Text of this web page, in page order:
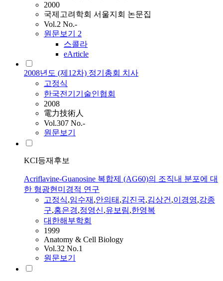
2000
국제고려학회 서울지회 논문집
Vol.2 No.-
원문보기 2
스콜라
eArticle
2008년도 (제12차) 정기총회 치사
고정식
한국전기기술인협회
2008
電力技術人
Vol.307 No.-
원문보기
KCI등재후보
Acriflavine-Guanosine 복합제 (AG60)의 조직내 분포에 대
한 형광현미경적 연구
고정식,임수재 ,안의태 ,김진국,김상건,이경영,강종
구,홍은경,정영신,유보림,한영복
대한해부학회
1999
Anatomy & Cell Biology
Vol.32 No.1
원문보기